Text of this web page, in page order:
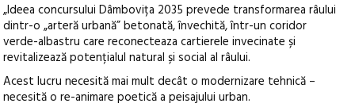
„Ideea concursului Dâmbovița 2035 prevede transformarea râului
dintr-o „arteră urbană” betonată, învechită, într-un coridor
verde-albastru care reconecteaza cartierele invecinate și
revitalizează potențialul natural și social al râului.
Acest lucru necesită mai mult decât o modernizare tehnică –
necesită o re-animare poetică a peisajului urban.